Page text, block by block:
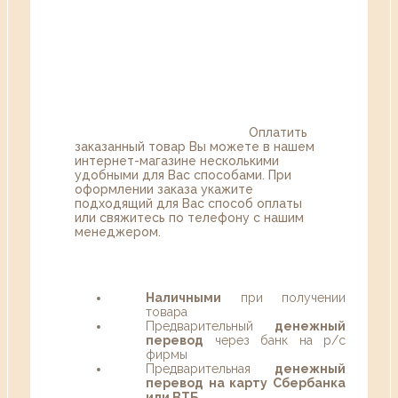
Оплатить
заказанный товар Вы можете в нашем
интернет-магазине несколькими
удобными для Вас способами. При
оформлении заказа укажите
подходящий для Вас способ оплаты
или свяжитесь по телефону с нашим
менеджером.
Наличными при получении
товара
Предварительный денежный
перевод через банк на р/с
фирмы
Предварительная денежный
перевод на карту Сбербанка